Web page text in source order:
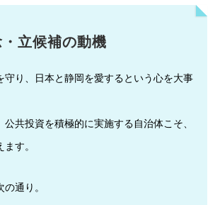
立候補の動機
守り、日本と静岡を愛するという心を大事
公共投資を積極的に実施する自治体こそ、
す。
通り。